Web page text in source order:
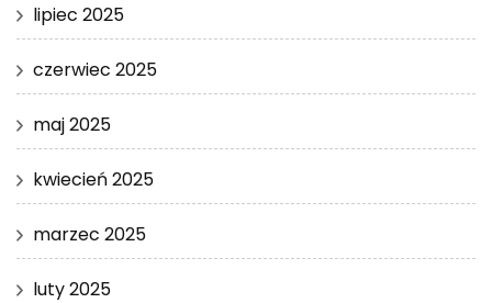
lipiec 2025
czerwiec 2025
maj 2025
kwiecień 2025
marzec 2025
luty 2025